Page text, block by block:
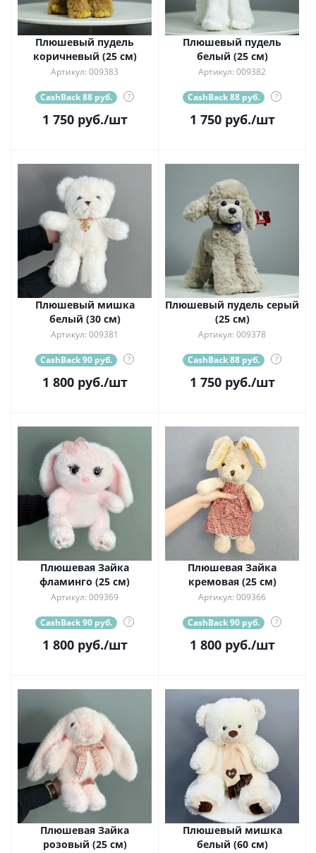
Плюшевый пудель
коричневый (25 см)
Артикул: 009383
CashBack 88 руб. ?
1 750руб./шт
Плюшевый пудель
белый (25 см)
Артикул: 009382
CashBack 88 руб. ?
1 750руб./шт
Плюшевый мишка
белый (30 см)
Артикул: 009381
CashBack 90 руб. ?
1 800руб./шт
Плюшевый пудель серый
(25 см)
Артикул: 009378
CashBack 88 руб. ?
1 750руб./шт
Плюшевая Зайка
фламинго (25 см)
Артикул: 009369
CashBack 90 руб. ?
1 800руб./шт
Плюшевая Зайка
кремовая (25 см)
Артикул: 009366
CashBack 90 руб. ?
1 800руб./шт
Плюшевая Зайка
розовый (25 см)
Плюшевый мишка
белый (60 см)